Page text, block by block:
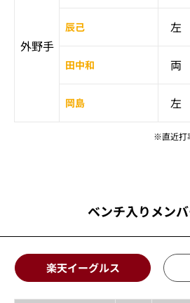
外野手
辰己 左
田中和 両
岡島 左
※直近打
ベンチ入りメン
楽天イーグルス